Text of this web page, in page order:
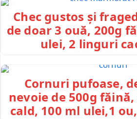
Chec gustos și
de doar 3 ouă, 200g
ulei, 2 linguri
Cornuri pufoase,
nevoie de 500g
cald, 100 ml ulei,1